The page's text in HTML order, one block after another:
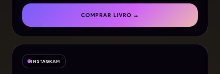
COMPRAR LIVRO →
INSTAGRAM